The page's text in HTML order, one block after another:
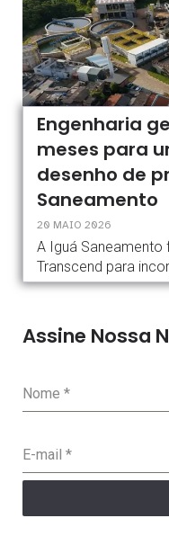
Engenharia
meses para
desenho de
Saneamento
20 MAIO 2026
A Iguá
Transcend para
Assine Nossa
Nome *
E-mail *